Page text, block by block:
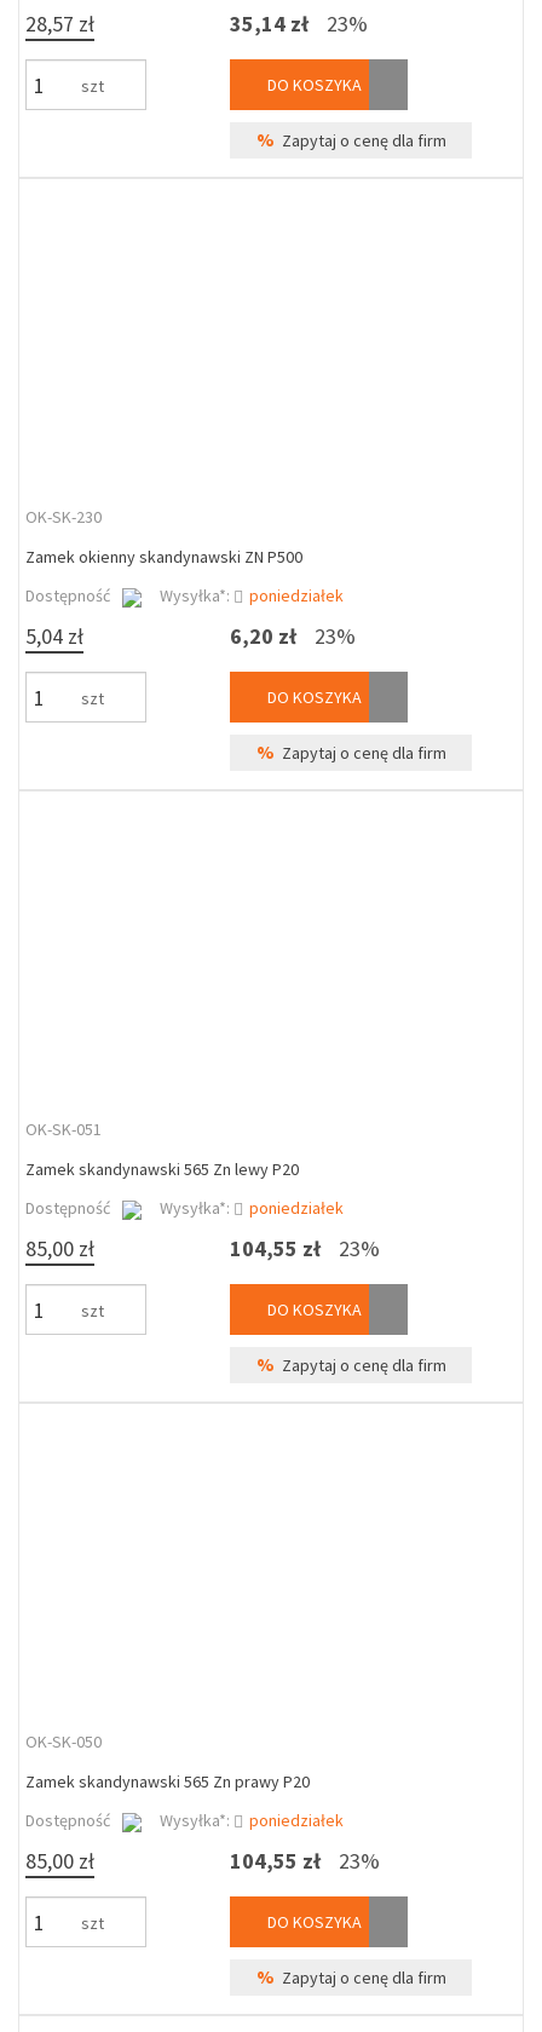
28,57 zł
szt
35,14 zł 23%
DO KOSZYKA
% Zapytaj o cenę dla firm
OK-SK-230
Zamek okienny skandynawski ZN P500
Dostępność
Wysyłka*: poniedziałek
5,04 zł
szt
6,20 zł 23%
DO KOSZYKA
% Zapytaj o cenę dla firm
OK-SK-051
Zamek skandynawski 565 Zn lewy P20
Dostępność
Wysyłka*: poniedziałek
85,00 zł
szt
104,55 zł 23%
DO KOSZYKA
% Zapytaj o cenę dla firm
OK-SK-050
Zamek skandynawski 565 Zn prawy P20
Dostępność
Wysyłka*: poniedziałek
85,00 zł
szt
104,55 zł 23%
DO KOSZYKA
% Zapytaj o cenę dla firm